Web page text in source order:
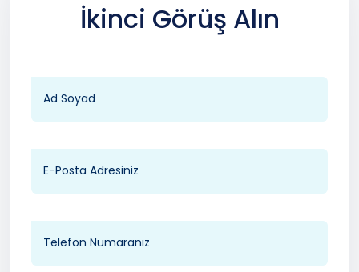
İkinci Görüş Alın